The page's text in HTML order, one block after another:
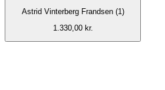
Astrid Vinterberg Frandsen (1)
1.330,00 kr.